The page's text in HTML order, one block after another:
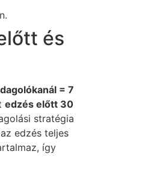
és
= 7
edzés előtt 30
stratégia
edzés teljes
így